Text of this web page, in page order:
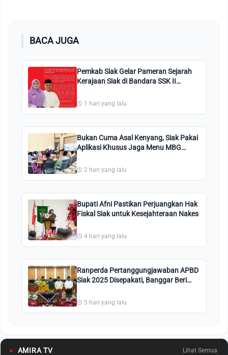
BACA JUGA
Pemkab Siak Gelar Pameran Sejarah
Kerajaan Siak di Bandara SSK II
1 hari yang lalu
Bukan Cuma Asal Kenyang, Siak Pakai
Aplikasi Khusus Jaga Menu MBG
2 hari yang lalu
Bupati Afni Pastikan Perjuangkan Hak
Fiskal Siak untuk Kesejahteraan Nakes
4 hari yang lalu
Ranperda Pertanggungjawaban APBD
Siak 2025 Disepakati, Banggar Beri
5 hari yang lalu
● AMIRA TV Lihat Semua